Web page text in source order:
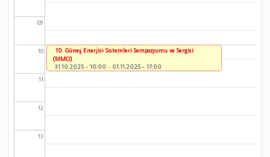
09
10
11
12
13
10. Güneş Enerjisi Sistemleri Sempozyumu ve Sergisi
(MMO)
31.10.2025 - 10:00 - 01.11.2025 - 17:00